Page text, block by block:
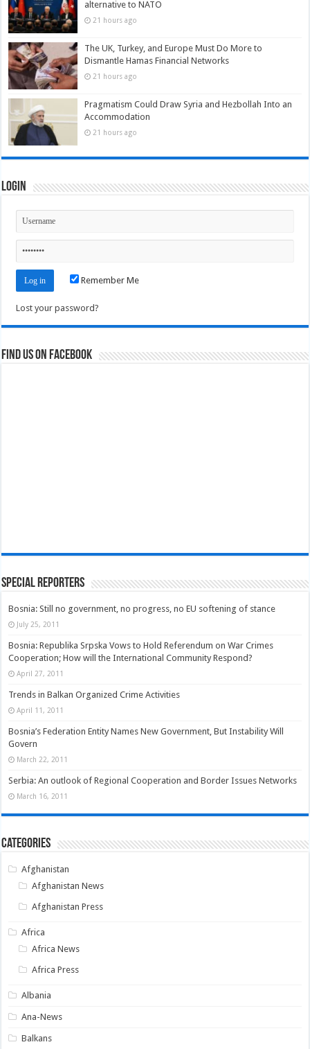
alternative to NATO
21 hours ago
The UK, Turkey, and Europe Must Do More to
Dismantle Hamas Financial Networks
21 hours ago
Pragmatism Could Draw Syria and Hezbollah Into an
Accommodation
21 hours ago
Login
Remember Me
Lost your password?
Find us on Facebook
Special Reporters
Bosnia: Still no government, no progress, no EU softening of stance
July 25, 2011
Bosnia: Republika Srpska Vows to Hold Referendum on War Crimes
Cooperation; How will the International Community Respond?
April 27, 2011
Trends in Balkan Organized Crime Activities
April 11, 2011
Bosnia’s Federation Entity Names New Government, But Instability Will
Govern
March 22, 2011
Serbia: An outlook of Regional Cooperation and Border Issues Networks
March 16, 2011
Categories
Afghanistan
Afghanistan News
Afghanistan Press
Africa
Africa News
Africa Press
Albania
Ana-News
Balkans